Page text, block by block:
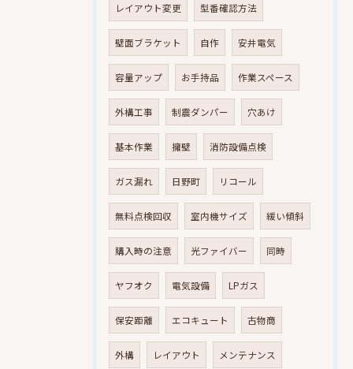
レイアウト変更 型番確認方法
壁面ブラケット 自作 安井電気
容量アップ お手持品 作業スペース
外構工事 制震ダンパー 穴あけ
基本作業 擁壁 消防設備点検
ガス漏れ 日野町 リコール
無料点検回収 室内機サイズ 緩い傾斜
購入時の注意 光ファイバー 同時
ヤフオク 電気設備 LPガス
保安距離 エコキュート 古物商
外構 レイアウト メンテナンス